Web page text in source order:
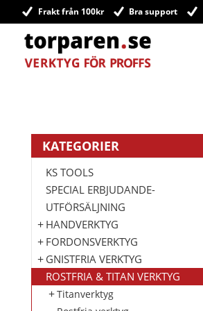
Frakt från 100kr Bra support
KATEGORIER
KS TOOLS
SPECIAL ERBJUDANDE-
UTFÖRSÄLJNING
HANDVERKTYG
FORDONSVERKTYG
GNISTFRIA VERKTYG
ROSTFRIA & TITAN VERKTYG
Titanverktyg